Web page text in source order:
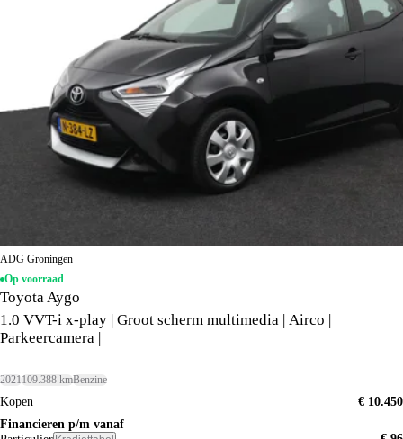
ADG Groningen
Op voorraad
Toyota Aygo
1.0 VVT-i x-play | Groot scherm multimedia | Airco |
Parkeercamera |
2021109.388 kmBenzine
Kopen
€ 10.450
Financieren p/m vanaf